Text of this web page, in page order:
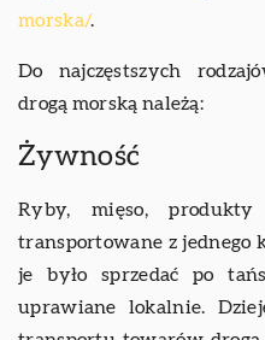
morska/.
Do najczęstszych
drogą morską należą:
Żywność
Ryby, mięso,
transportowane z jednego
je było sprzedać po
uprawiane lokalnie.